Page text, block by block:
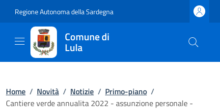
Regione Autonoma della Sardegna
Comune di
Lula
Home / Novità / Notizie / Primo-piano /
Cantiere verde annualita 2022 - assunzione personale -